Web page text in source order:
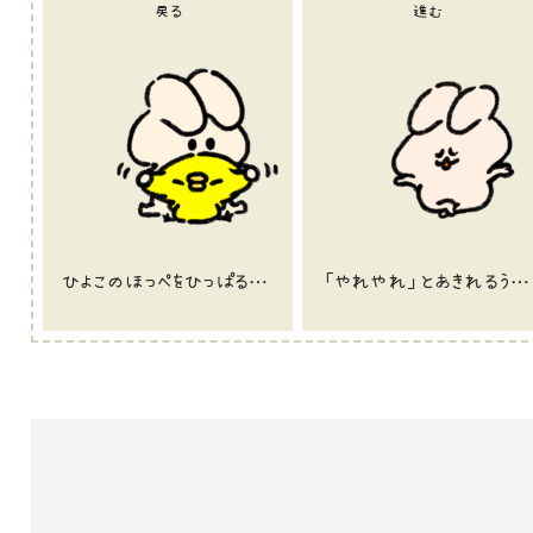
戻る
ひよこのほっぺをひっぱるうさぎのイラスト
進む
「やれやれ」とあきれるうさぎのイラスト